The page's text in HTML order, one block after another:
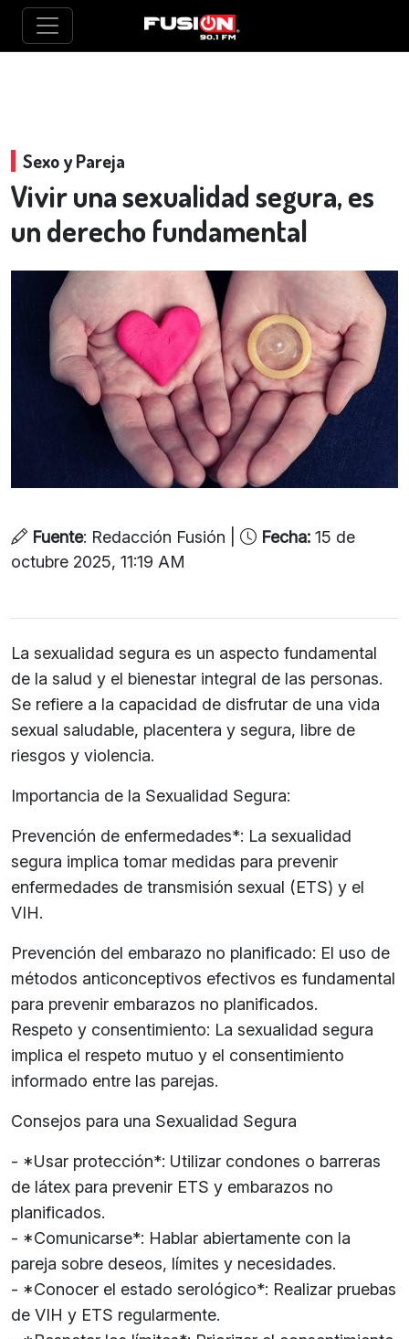
Sexo y Pareja
Vivir una sexualidad segura, es
un derecho fundamental
Fuente: Redacción Fusión | Fecha: 15 de
octubre 2025, 11:19 AM
La sexualidad segura es un aspecto fundamental
de la salud y el bienestar integral de las personas.
Se refiere a la capacidad de disfrutar de una vida
sexual saludable, placentera y segura, libre de
riesgos y violencia.
Importancia de la Sexualidad Segura:
Prevención de enfermedades*: La sexualidad
segura implica tomar medidas para prevenir
enfermedades de transmisión sexual (ETS) y el
VIH.
Prevención del embarazo no planificado: El uso de
métodos anticonceptivos efectivos es fundamental
para prevenir embarazos no planificados.
Respeto y consentimiento: La sexualidad segura
implica el respeto mutuo y el consentimiento
informado entre las parejas.
Consejos para una Sexualidad Segura
- *Usar protección*: Utilizar condones o barreras
de látex para prevenir ETS y embarazos no
planificados.
- *Comunicarse*: Hablar abiertamente con la
pareja sobre deseos, límites y necesidades.
- *Conocer el estado serológico*: Realizar pruebas
de VIH y ETS regularmente.